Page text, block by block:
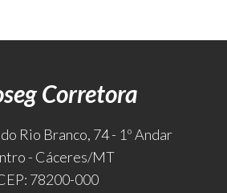
Corretora
Rio Branco, 74 - 1º Andar
- Cáceres/MT
78200-000